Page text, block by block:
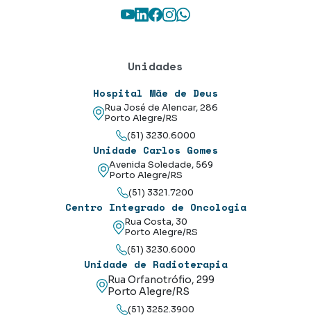
Youtube
LinkedIn
Facebook
Instagram
WhatsApp
Unidades
Hospital Mãe de Deus
Rua José de Alencar, 286
Porto Alegre/RS
(51) 3230.6000
Unidade Carlos Gomes
Avenida Soledade, 569
Porto Alegre/RS
(51) 3321.7200
Centro Integrado de Oncologia
Rua Costa, 30
Porto Alegre/RS
(51) 3230.6000
Unidade de Radioterapia
Rua Orfanotrófio, 299
Porto Alegre/RS
(51) 3252.3900